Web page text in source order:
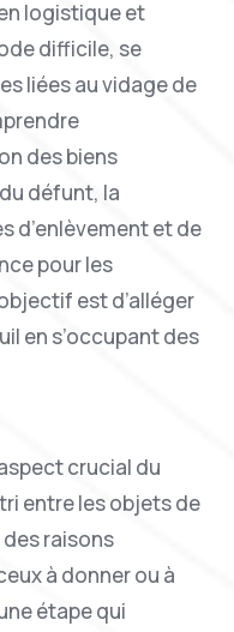
logistique et
difficile, se
liées au vidage de
des biens
défunt, la
d’enlèvement et de
pour les
est d’alléger
en s’occupant des
crucial du
entre les objets de
raisons
à donner ou à
étape qui